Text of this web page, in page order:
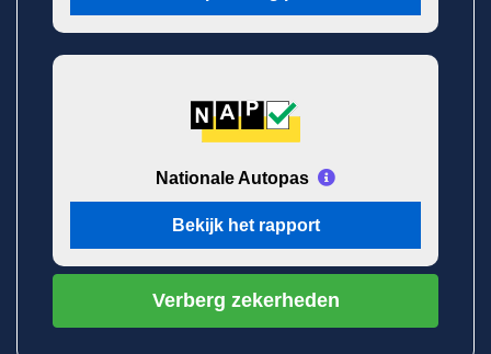
Nationale Autopas
Bekijk het rapport
Verberg zekerheden